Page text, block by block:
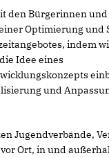
den Bürgerinnen
Optimierung und
indem
Idee eines
und
Jugendverbände,
Ort, in und